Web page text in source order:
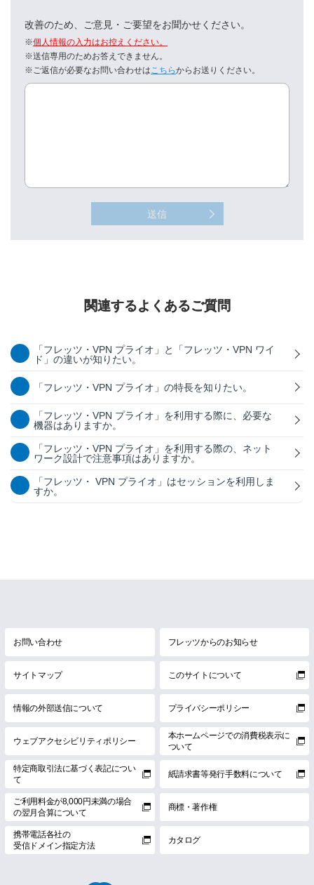
改善のため、ご意見・ご要望をお聞かせください。
※個人情報の入力はお控えください。
※送信専用のためお答えできません。
※ご返信が必要なお問い合わせはこちらからお送りください。
送信
関連するよくあるご質問
「フレッツ・VPN プライオ」と「フレッツ・VPN ワイ
ド」の違いが知りたい。
「フレッツ・VPN プライオ」の特長を知りたい。
「フレッツ・VPN プライオ」を利用する際に、必要な
機器はありますか。
「フレッツ・VPN プライオ」を利用する際の、ネット
ワーク設計で注意事項はありますか。
「フレッツ・ VPN プライオ」はセッションを利用しま
すか。
お問い合わせ フレッツからのお知らせ
サイトマップ このサイトについて
情報の外部送信について プライバシーポリシー
ウェブアクセシビリティポリシー
本ホームページでの消費税表示に
ついて
特定商取引法に基づく表記につい
て
紙請求書等発行手数料について
ご利用料金が8,000円未満の場合
の翌月合算について
商標・著作権
携帯電話各社の
受信ドメイン指定方法
カタログ